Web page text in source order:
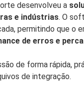
desenvolveu a
e indústrias. O
permitindo que o
de erros e
de forma rápida,
de integração.